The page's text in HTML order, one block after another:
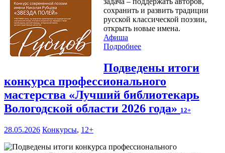
сохранить и развить традиции
русской классической поэзии,
открыть новые имена.
Афиша
Подробнее
Подведены итоги
конкурса профессионального
мастерства «Лучший библиотекарь
Вологодской области 2026 года» 12+
28.05.2026 Конкурсы, 12+